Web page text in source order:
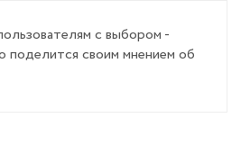
с выбором -
поделится своим мнением об